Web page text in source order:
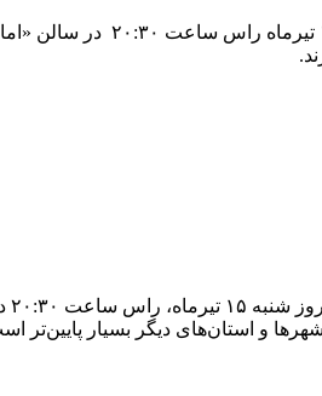
گروه موسیقی «ماکان بند»
و استان‌های دیگر بسیار پایین‌تر